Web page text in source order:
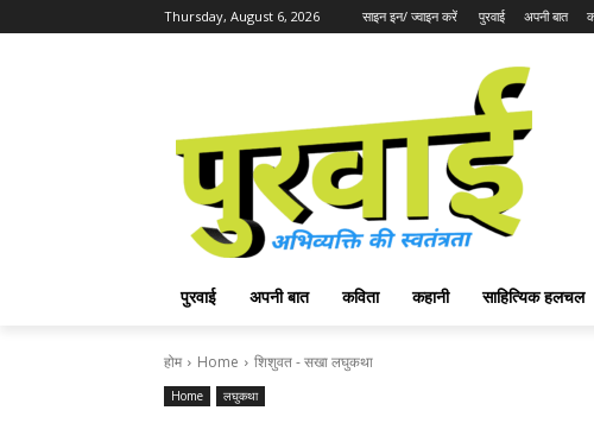
Thursday, August 6, 2026 साइन इन/ ज्वाइन करें पुरवाई अपनी बात
पुरवाई अपनी बात कविता कहानी साहित्यिक हलचल
होम Home शिशुवत - सखा लघुकथा
Home लघुकथा